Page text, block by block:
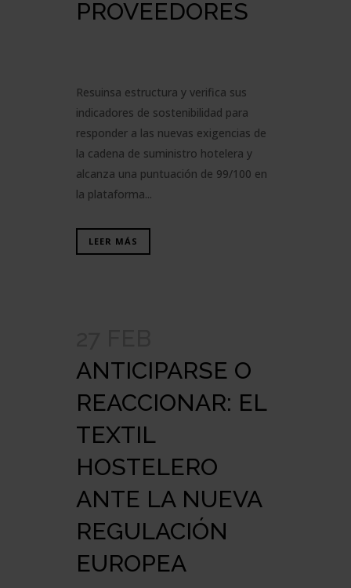
PROVEEDORES
Resuinsa estructura y verifica sus
indicadores de sostenibilidad para
responder a las nuevas exigencias de
la cadena de suministro hotelera y
alcanza una puntuación de 99/100 en
la plataforma...
LEER MÁS
ANTICIPARSE O
REACCIONAR: EL
TEXTIL
HOSTELERO
ANTE LA NUEVA
REGULACIÓN
EUROPEA